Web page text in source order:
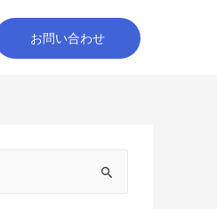
お問い合わせ